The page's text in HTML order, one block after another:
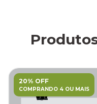
20% OFF
COMPRANDO 4 OU MAIS